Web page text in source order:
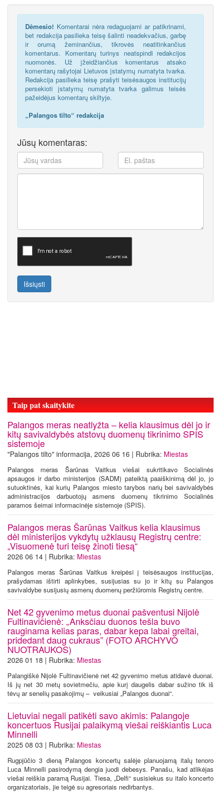
Dėmesio! Komentarai nėra redaguojami ar patikrinami,
bet redakcija pasilieka teisę šalinti neadekvačius, garbę
ir orumą žeminančius, tikrovės neatitinkančius
komentarus. Komentarų turinys neatspindi redakcijos
nuomonės. Už įžeidžiančius komentarus atsako
komentarų rašytojai Lietuvos įstatymų numatyta tvarka.
Redakcija pasilieka teisę prašyti teisėsaugos institucijų
persekioti įstatymų numatyta tvarka galimus teisės
pažeidėjus komentarų skiltyje.
„Palangos tilto“ redakcija
Jūsų komentaras:
Išsiųsti
Taip pat skaitykite
Palangos meras neatlyžta – kelia klausimus dėl jo ir
kitų savivaldybės atstovų duomenų tikrinimo SPIS
sistemoje
"Palangos tilto" informacija, 2026 06 16 | Rubrika: Miestas
Palangos meras Šarūnas Vaitkus viešai sukritikavo Socialinės
apsaugos ir darbo ministerijos (SADM) pateiktą paaiškinimą dėl jo, jo
sutuoktinės, kai kurių Palangos miesto tarybos narių bei savivaldybės
administracijos darbuotojų asmens duomenų tikrinimo Socialinės
paramos šeimai informacinėje sistemoje (SPIS).
Palangos meras Šarūnas Vaitkus kelia klausimus
dėl ministerijos vykdytų užklausų Registrų centre:
„Visuomenė turi teisę žinoti tiesą“
2026 06 14 | Rubrika: Miestas
Palangos meras Šarūnas Vaitkus kreipėsi į teisėsaugos institucijas,
prašydamas ištirti aplinkybes, susijusias su jo ir kitų su Palangos
savivaldybe susijusių asmenų duomenų peržiūromis Registrų centre.
Net 42 gyvenimo metus duonai pašventusi Nijolė
Fultinavičienė: „Anksčiau duonos tešla buvo
rauginama kelias paras, dabar kepa labai greitai,
pridedant daug cukraus” (FOTO ARCHYVO
NUOTRAUKOS)
2026 01 18 | Rubrika: Miestas
Palangiškė Nijolė Fultinavičienė net 42 gyvenimo metus atidavė duonai.
Iš jų net 30 metų sovietmečiu, apie kurį daugelis dabar sužino tik iš
tėvų ar senelių pasakojimų – veikusiai „Palangos duonai“.
Lietuviai negali patikėti savo akimis: Palangoje
koncertuos Rusijai palaikymą viešai reiškiantis Luca
Minnelli
2025 08 03 | Rubrika: Miestas
Rugpjūčio 3 dieną Palangos koncertų salėje planuojamą italų tenoro
Luca Minnelli pasirodymą dengia juodi debesys. Panašu, kad atlikėjas
viešai reiškia paramą Rusijai. Tiesa, „Delfi“ susisiekus su italo koncerto
organizatoriais, jie teigė su agresoriais nedirbantys.